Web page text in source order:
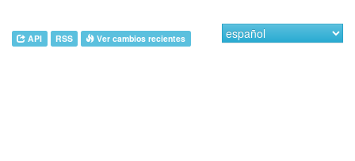
API RSS Ver cambios recientes